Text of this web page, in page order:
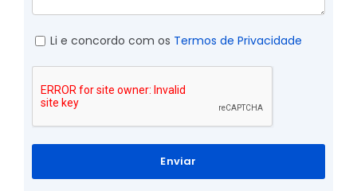
Li e concordo com os Termos de Privacidade
Enviar